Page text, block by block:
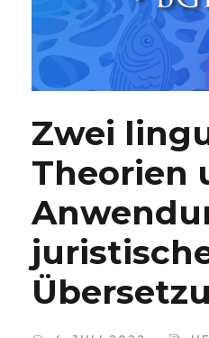
Zwei
Theorien